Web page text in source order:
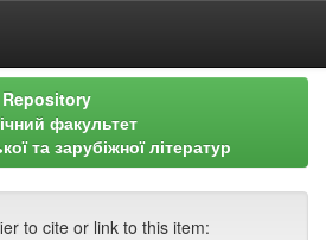
факультет
та зарубіжної літератур
to cite or link to this item: